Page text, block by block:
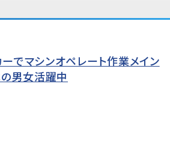
でマシンオペレート作業メイン
男女活躍中